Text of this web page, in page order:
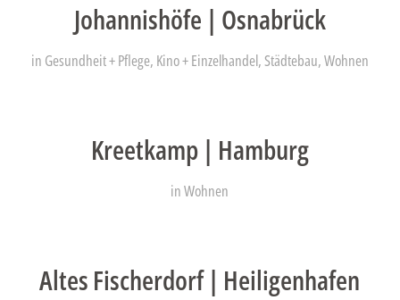
Johannishöfe | Osnabrück
in Gesundheit + Pflege, Kino + Einzelhandel,Städtebau,Wohnen
Kreetkamp | Hamburg
inWohnen
Altes Fischerdorf | Heiligenhafen